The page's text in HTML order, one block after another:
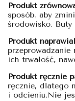
Produkt
sposób, aby
środowisko. Buty
Produkt
przeprowadzanie
ich trwałość,
Produkt ręcznie
ręcznie, dlatego
i odcieniu.Nie